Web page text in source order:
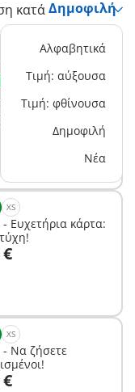
κατά
Αλφαβητικά
Τιμή: αύξουσα
Τιμή: φθίνουσα
Δημοφιλή
Νέα
Υπαίθριος πάγκος
XS
Ευχετήρια κάρτα:
XS
- Να ζήσετε
καλάθι